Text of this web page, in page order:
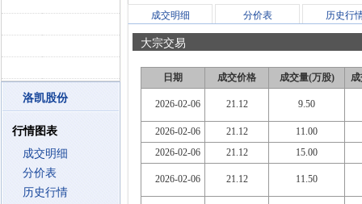
洛凯股份
行情图表
成交明细
分价表
历史行情
成交明细 分价表 历史行
大宗交易
日期 成交价格 成交量(万股)
2026-02-06 21.12 9.50
2026-02-06 21.12
11.00
2026-02-06
21.12 15.00
2026-02-06 21.12 11.50